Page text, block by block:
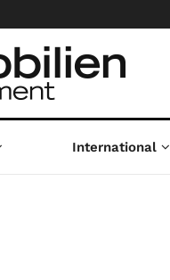
International